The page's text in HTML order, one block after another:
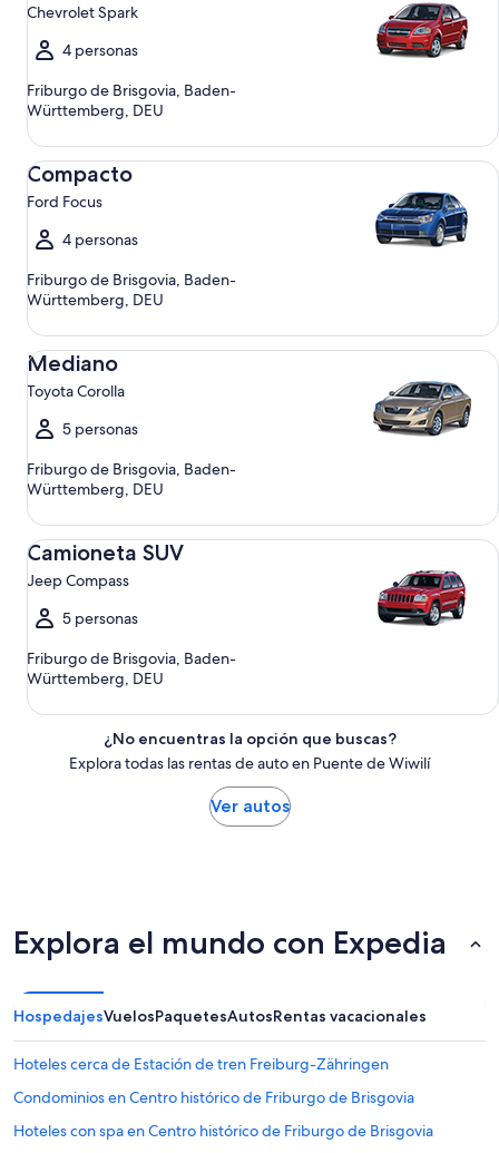
Chevrolet Spark
4 personas
Friburgo de Brisgovia, Baden-
Württemberg, DEU
Compacto
Ford Focus
4 personas
Friburgo de Brisgovia, Baden-
Württemberg, DEU
Compacto Ford Focus
Mediano
Toyota Corolla
5 personas
Friburgo de Brisgovia, Baden-
Württemberg, DEU
Mediano Toyota Corolla
Camioneta SUV
Jeep Compass
5 personas
Friburgo de Brisgovia, Baden-
Württemberg, DEU
Camioneta SUV Jeep Compass
¿No encuentras la opción que buscas?
Explora todas las rentas de auto en Puente de Wiwilí
Ver autos
Explora el mundo con Expedia
HospedajesVuelosPaquetesAutosRentas vacacionales
Hoteles cerca de Estación de tren Freiburg-Zähringen
Condominios en Centro histórico de Friburgo de Brisgovia
Hoteles con spa en Centro histórico de Friburgo de Brisgovia